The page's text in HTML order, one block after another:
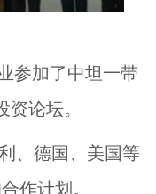
参加了中坦一带
论坛。
、德国、美国等
作计划。